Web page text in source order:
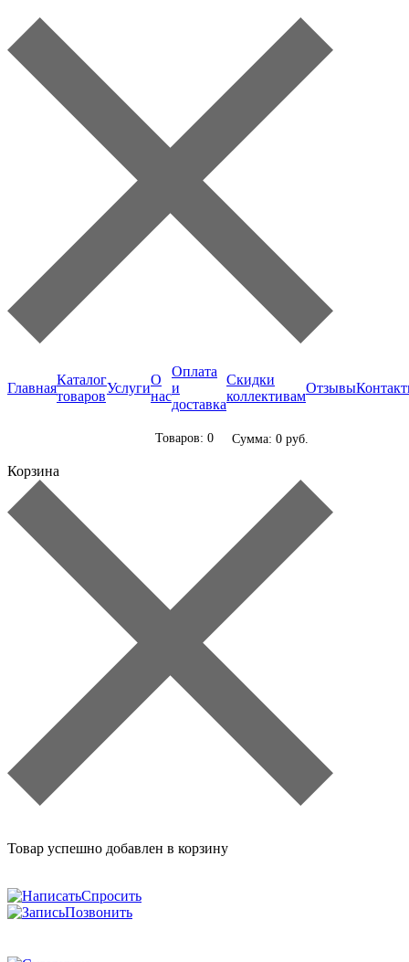
Главная
Каталог
товаров
Услуги
О
нас
Оплата
и
доставка
Скидки
коллективам
Отзывы
Товаров: 0 Сумма: 0 руб.
Корзина
Товар успешно добавлен в корзину
Спросить
Позвонить